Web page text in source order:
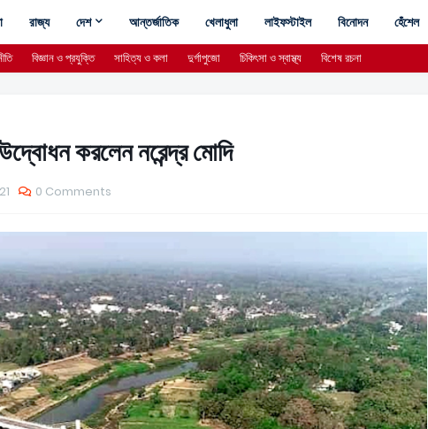
রাজ্য দেশ আন্তর্জাতিক খেলাধুলা লাইফস্টাইল বিনোদন হেঁশেল
বিজ্ঞান ও প্রযুক্তি সাহিত্য ও কলা দুর্গাপুজো চিকিৎসা ও স্বাস্থ্য বিশেষ রচনা
করলেন নরেন্দ্র মোদি
0 Comments